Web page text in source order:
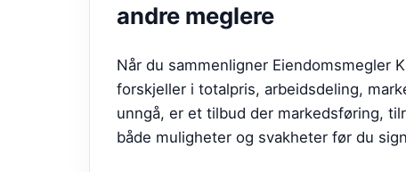
andre meglere
Når du sammenligner Eiendomsmegler
forskjeller i totalpris, arbeidsdeling,
unngå, er et tilbud der markedsføring,
både muligheter og svakheter før du